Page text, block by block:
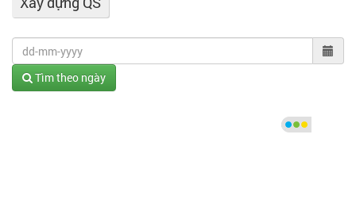
Tìm theo ngày